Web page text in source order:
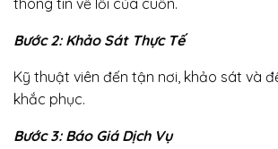
Bước 2: Khảo Sát Thực Tế
Kỹ thuật viên đến tận nơi, khảo sát và
khắc phục.
Bước 3: Báo Giá Dịch Vụ